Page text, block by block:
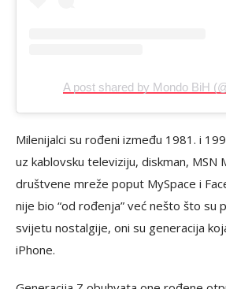
A post shared by Mondo BiH
Milenijalci su rođeni između 1981. i
uz kablovsku televiziju, diskman, MSN
društvene mreže poput MySpace i
nije bio “od rođenja” već nešto što su
svijetu nostalgije, oni su generacija
iPhone.